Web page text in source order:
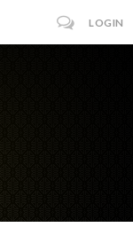
LOGIN